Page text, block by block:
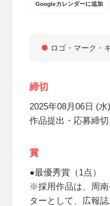
Googleカレンダーに追加
ロゴ・マーク・
締切
2025年08月06日 (水)
作品提出・応募締
賞
●最優秀賞（1点）
※採用作品は、周南
ターとして、広報